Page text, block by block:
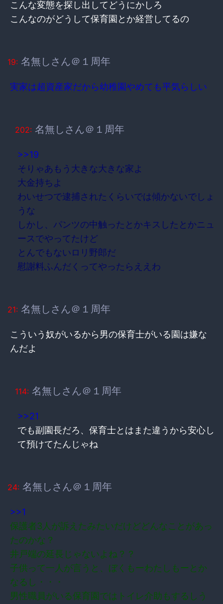
こんな変態を探し出してどうにかしろ
こんなのがどうして保育園とか経営してるの
19: 名無しさん＠１周年
実家は超資産家だから幼稚園やめても平気らしい
202: 名無しさん＠１周年
>>19
そりゃあもう大きな大きな家よ
大金持ちよ
わいせつで逮捕されたくらいでは傾かないでしょ
うな
しかし、パンツの中触ったとかキスしたとかニュ
ースでやってたけど
とんでもないロリ野郎だ
慰謝料ふんだくってやったらええわ
21: 名無しさん＠１周年
こういう奴がいるから男の保育士がいる園は嫌な
んだよ
114: 名無しさん＠１周年
>>21
でも副園長だろ、保育士とはまた違うから安心し
て預けてたんじゃね
24: 名無しさん＠１周年
>>1
保護者3人が訴えたみたいだけどどんなことがあっ
たのかな？
井戸端の延長じゃないよね？？
子供って一人が言うと、ぼくもーわたしもーとか
なるし・・・
男性職員がいる保育園ではトイレ介助もするしう